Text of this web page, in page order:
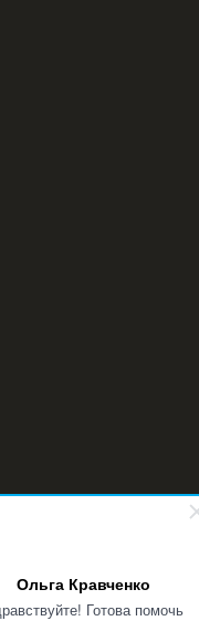
Ольга Кравченко
Готова помочь